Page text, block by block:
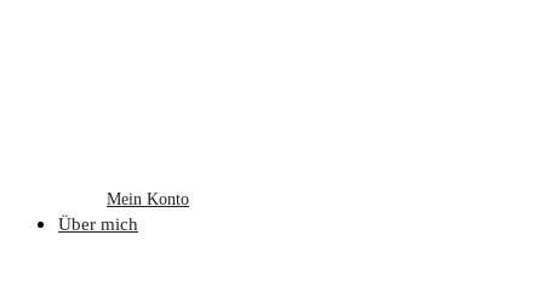
Mein Konto
Über mich